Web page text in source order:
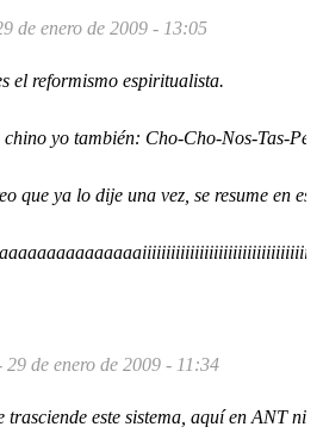
de enero de 2009 - 13:05
reformismo espiritualista.
chino yo también: Cho-Cho-Nos-Tas-
que ya lo dije una vez, se resume en
29 de enero de 2009 - 11:34
trasciende este sistema, aquí en ANT ni